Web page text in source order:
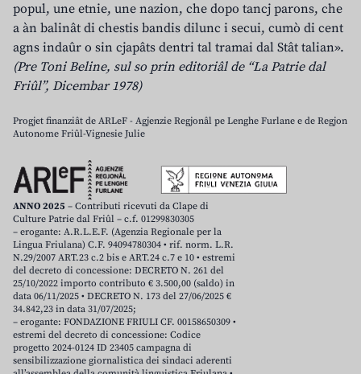
popul, une etnie, une nazion, che dopo tancj parons, che
a àn balinât di chestis bandis dilunc i secui, cumò di cent
agns indaûr o sin cjapâts dentri tal tramai dal Stât talian».
(Pre Toni Beline, sul so prin editoriâl de “La Patrie dal
Friûl”, Dicembar 1978)
Progjet finanziât de ARLeF - Agjenzie Regjonâl pe Lenghe Furlane e de Regjon
Autonome Friûl-Vignesie Julie
ANNO 2025 – Contributi ricevuti da Clape di
Culture Patrie dal Friûl – c.f. 01299830305
– erogante: A.R.L.E.F. (Agenzia Regionale per la
Lingua Friulana) C.F. 94094780304 • rif. norm. L.R.
N.29/2007 ART.23 c.2 bis e ART.24 c.7 e 10 • estremi
del decreto di concessione: DECRETO N. 261 del
25/10/2022 importo contributo € 3.500,00 (saldo) in
data 06/11/2025 • DECRETO N. 173 del 27/06/2025 €
34.842,23 in data 31/07/2025;
– erogante: FONDAZIONE FRIULI CF. 00158650309 •
estremi del decreto di concessione: Codice
progetto 2024-0124 ID 23405 campagna di
sensibilizzazione giornalistica dei sindaci aderenti